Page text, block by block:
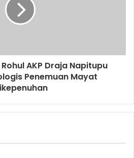
AKP Draja Napitupu
Penemuan Mayat